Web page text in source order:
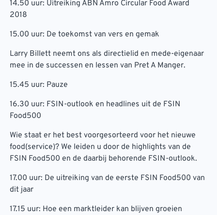
14.50 uur: Uitreiking ABN Amro Circular Food Award
2018
15.00 uur: De toekomst van vers en gemak
Larry Billett neemt ons als directielid en mede-eigenaar
mee in de successen en lessen van Pret A Manger.
15.45 uur: Pauze
16.30 uur: FSIN-outlook en headlines uit de FSIN
Food500
Wie staat er het best voorgesorteerd voor het nieuwe
food(service)? We leiden u door de highlights van de
FSIN Food500 en de daarbij behorende FSIN-outlook.
17.00 uur: De uitreiking van de eerste FSIN Food500 van
dit jaar
17.15 uur: Hoe een marktleider kan blijven groeien